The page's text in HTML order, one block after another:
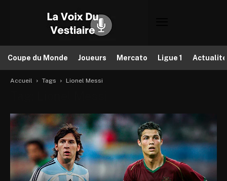
Coupe du Monde Joueurs Mercato Ligue 1
Accueil Tags Lionel Messi